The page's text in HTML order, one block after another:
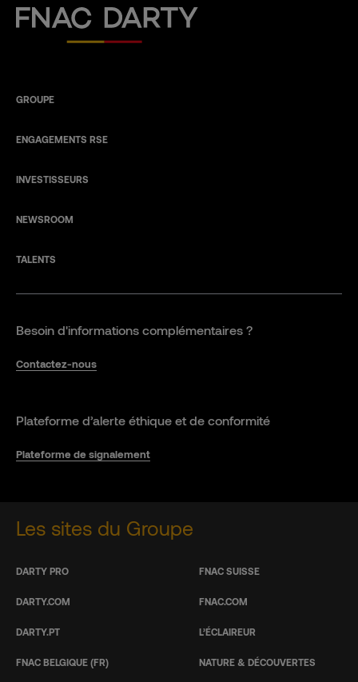
Fnac Darty
GROUPE
ENGAGEMENTS RSE
INVESTISSEURS
NEWSROOM
TALENTS
Besoin d'informations complémentaires ?
Contactez-nous
Plateforme d’alerte éthique et de conformité
Plateforme de signalement
Les sites du Groupe
DARTY PRO
DARTY.COM
DARTY.PT
FNAC BELGIQUE (FR)
FNAC SUISSE
FNAC.COM
L’ÉCLAIREUR
NATURE & DÉCOUVERTES